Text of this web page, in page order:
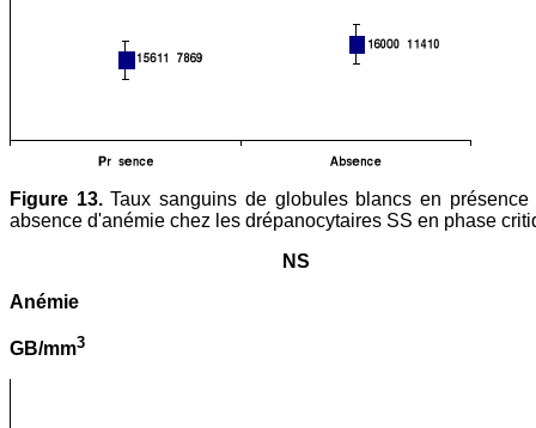
Figure 13.Taux sanguins de globules blancs en présence
absence d'anémie chez les drépanocytaires SS en phase
NS
Anémie
GB/mm3